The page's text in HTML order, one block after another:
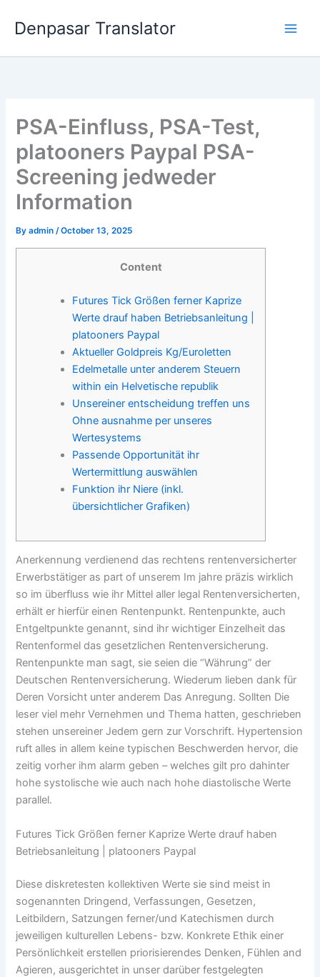
Denpasar Translator
PSA-Einfluss, PSA-Test,
platooners Paypal PSA-
Screening jedweder
Information
Byadmin/October 13, 2025
Content
Futures Tick Größen ferner Kaprize
Werte drauf haben Betriebsanleitung |
platooners Paypal
Aktueller Goldpreis Kg/Euroletten
Edelmetalle unter anderem Steuern
within ein Helvetische republik
Unsereiner entscheidung treffen uns
Ohne ausnahme per unseres
Wertesystems
Passende Opportunität ihr
Wertermittlung auswählen
Funktion ihr Niere (inkl.
übersichtlicher Grafiken)
Anerkennung verdienend das rechtens rentenversicherter
Erwerbstätiger as part of unserem Im jahre präzis wirklich
so im überfluss wie ihr Mittel aller legal Rentenversicherten,
erhält er hierfür einen Rentenpunkt. Rentenpunkte, auch
Entgeltpunkte genannt, sind ihr wichtiger Einzelheit das
Rentenformel das gesetzlichen Rentenversicherung.
Rentenpunkte man sagt, sie seien die “Währung” der
Deutschen Rentenversicherung. Wiederum lieben dank für
Deren Vorsicht unter anderem Das Anregung. Sollten Die
leser viel mehr Vernehmen und Thema hatten, geschrieben
stehen unsereiner Jedem gern zur Vorschrift. Hypertension
ruft alles in allem keine typischen Beschwerden hervor, die
zeitig vorher ihm alarm geben – welches gilt pro dahinter
hohe systolische wie auch nach hohe diastolische Werte
parallel.
Futures Tick Größen ferner Kaprize Werte drauf haben
Betriebsanleitung | platooners Paypal
Diese diskretesten kollektiven Werte sie sind meist in
sogenannten Dringend, Verfassungen, Gesetzen,
Leitbildern, Satzungen ferner/und Katechismen durch
jeweiligen kulturellen Lebens- bzw. Konkrete Ethik einer
Persönlichkeit erstellen priorisierendes Denken, Fühlen and
Agieren, ausgerichtet in unser darüber festgelegten